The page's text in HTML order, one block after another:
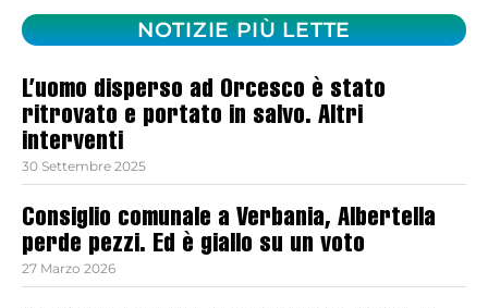
NOTIZIE PIÙ LETTE
L’uomo disperso ad Orcesco è stato
ritrovato e portato in salvo. Altri
interventi
30 Settembre 2025
Consiglio comunale a Verbania, Albertella
perde pezzi. Ed è giallo su un voto
27 Marzo 2026